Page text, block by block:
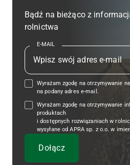
Bądź na bieżąco z
rolnictwa
E-MAIL
Wyrażam zgodę na otrzymywanie
na podany adres e-mail.
Wyrażam zgodę na otrzymywanie
produktach
i dostępnych rozwiązaniach w
wysyłane od APRA sp. z o.o. w